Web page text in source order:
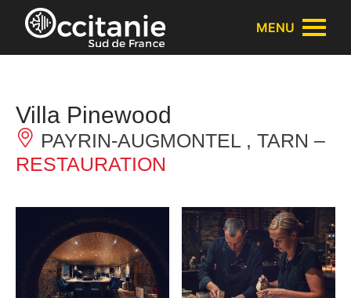
Panneau de gestion des cookies
MENU
Villa Pinewood
PAYRIN-AUGMONTEL , TARN –
RESTAURATION